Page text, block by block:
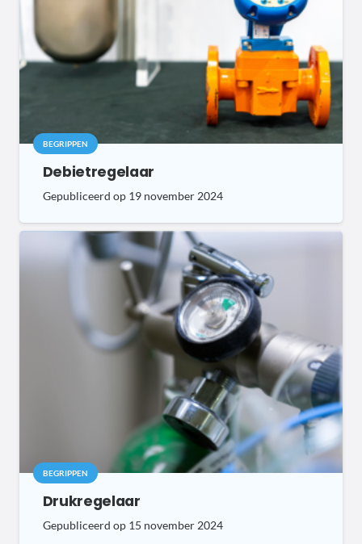
BEGRIPPEN
Debietregelaar
Gepubliceerd op 19 november 2024
BEGRIPPEN
Drukregelaar
Gepubliceerd op 15 november 2024